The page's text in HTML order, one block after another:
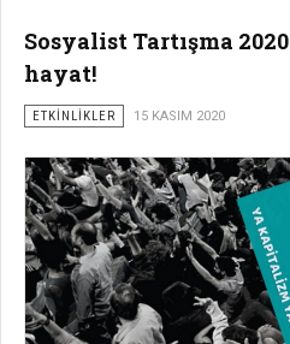
Sosyalist Tartışma
hayat!
ETKİNLİKLER 15 KASIM 2020